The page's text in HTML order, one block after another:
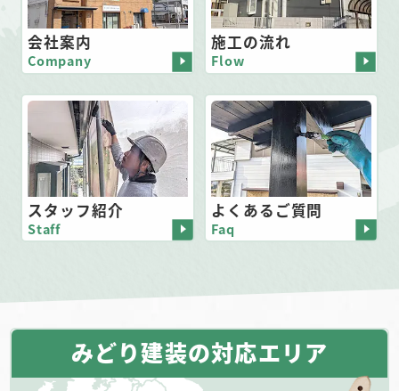
会社案内
Company
施工の流れ
Flow
スタッフ紹介
Staff
よくあるご質問
Faq
みどり建装の対応エリア